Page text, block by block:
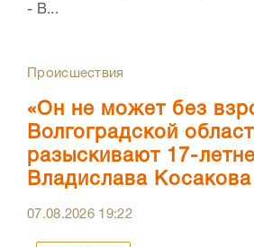
- В...
Происшествия
«Он не может без
Волгоградской
разыскивают 17-
Владислава Косакова
07.08.2026 19:22